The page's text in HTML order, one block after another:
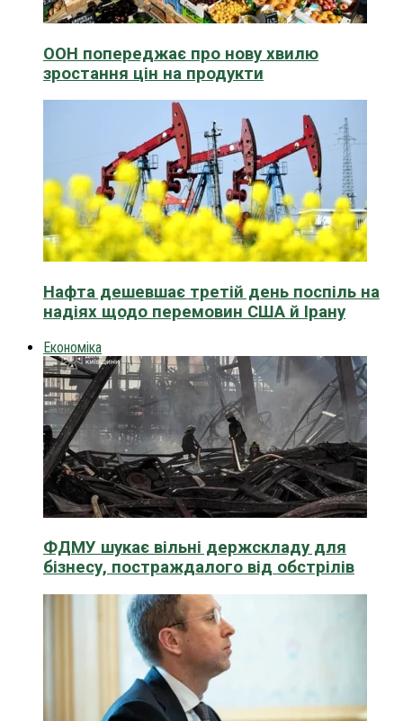
ООН попереджає про нову хвилю
зростання цін на продукти
Нафта дешевшає третій день поспіль на
надіях щодо перемовин США й Ірану
Економіка
ФДМУ шукає вільні держскладу для
бізнесу, постраждалого від обстрілів